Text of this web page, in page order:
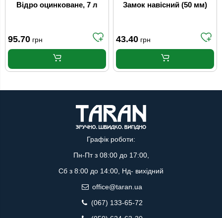
Відро оцинковане, 7 л
95.70 грн
Замок навісний (50 мм)
43.40 грн
Графік роботи:
Пн-Пт з 08:00 до 17:00,
Сб з 8:00 до 14:00, Нд- вихідний
office@taran.ua
(067) 133-65-72